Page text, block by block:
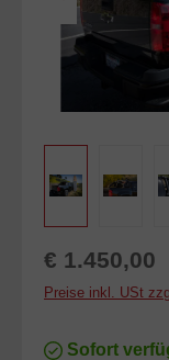
Regulärer Preis:
€ 1.450,00
Preise inkl. USt
Sofort